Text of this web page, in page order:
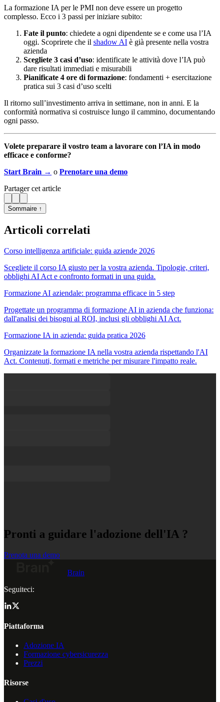
La formazione IA per le PMI non deve essere un progetto
complesso. Ecco i 3 passi per iniziare subito:
Fate il punto: chiedete a ogni dipendente se e come usa l’IA
oggi. Scoprirete che il shadow AI è già presente nella vostra
azienda
Scegliete 3 casi d’uso: identificate le attività dove l’IA può
dare risultati immediati e misurabili
Pianificate 4 ore di formazione: fondamenti + esercitazione
pratica sui 3 casi d’uso scelti
Il ritorno sull’investimento arriva in settimane, non in anni. E la
conformità normativa si costruisce lungo il cammino, documentando
ogni passo.
Volete preparare il vostro team a lavorare con l’IA in modo
efficace e conforme?
Start Brain → o Prenotare una demo
Partager cet article
Sommaire ↑
Articoli correlati
Corso intelligenza artificiale: guida aziende 2026
Scegliete il corso IA giusto per la vostra azienda. Tipologie, criteri,
obblighi AI Act e confronto formati in una guida.
Formazione AI aziendale: programma efficace in 5 step
Progettate un programma di formazione AI in azienda che funziona:
dall'analisi dei bisogni al ROI, inclusi gli obblighi AI Act.
Formazione IA in azienda: guida pratica 2026
Organizzate la formazione IA nella vostra azienda rispettando l'AI
Act. Contenuti, formati e metriche per misurare l'impatto reale.
Pronti a guidare l'adozione dell'IA ?
Prenota una demo
Brain
Seguiteci:
Piattaforma
Adozione IA
Formazione cybersicurezza
Prezzi
Risorse